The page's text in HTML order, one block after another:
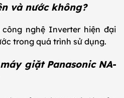
và nước không?
nghệ Inverter hiện đại
trong quá trình sử dụng.
giặt Panasonic NA-